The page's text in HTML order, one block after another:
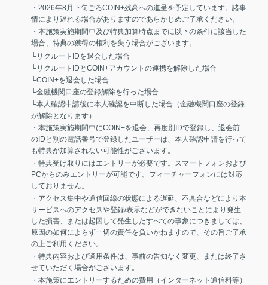
・2026年8月下旬ごろCOIN+残高への進呈を予定しています。諸事
情により遅れる場合がありますのであらかじめご了承ください。
・本施策実施期間中及び特典加算時点までに以下の条件に該当した
場合、特典の獲得の権利を失う場合がございます。
└リクルートIDを退会した場合
└リクルートIDとCOIN+アカウントの連携を解除した場合
└COIN+を退会した場合
└金融機関口座の登録解除を行った場合
└本人確認申請後に本人確認を中断した場合（金融機関口座の登録
が解除となります）
・本施策実施期間中にCOIN+を退会、再度別IDで登録し、退会前
のIDと別の電話番号で登録したユーザーは、本人確認申請を行って
も特典が加算されない可能性がございます。
・特典受け取りにはエントリーが必要です。スマートフォンおよび
PCからのみエントリーが可能です。フィーチャーフォンには対応
しておりません。
・アクセス集中や通信回線の状態による遅延、不具合などにより本
サービスへのアクセスや登録/表示などができないことにより発生
した損害、または起因して発生したすべての事象につきましては、
原因の如何によらず一切の責任を負いかねますので、その旨ご了承
の上ご利用ください。
・特典内容および適用条件は、事前の告知なく変更、または終了さ
せていただく場合がございます。
・本施策にエントリーするための費用（インターネット通信料等）